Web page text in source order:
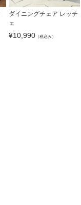
ダイニングチェア レッチ
ェ
¥10,990（税込み）